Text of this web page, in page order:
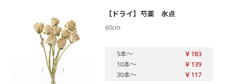
【ドライ】芍薬 氷点
60cm
5本～
￥183
10本～
￥139
30本～ ￥117